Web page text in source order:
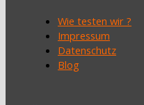
Wie testen wir ?
Impressum
Datenschutz
Blog